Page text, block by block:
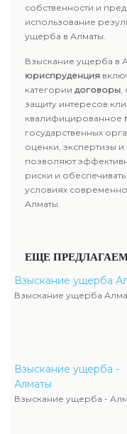
собственности и
использование
ущерба в Алматы.
Взыскание ущерба в
юриспруденция
категории договоры,
защиту интересов
квалифицированное
государственных
оценки, экспертизы
позволяют
риски и
условиях
Алматы.
ЕЩЕ
Взыскание ущерба
Взыскание ущерба
Взыскание ущерба -
Алматы
Взыскание ущерба -